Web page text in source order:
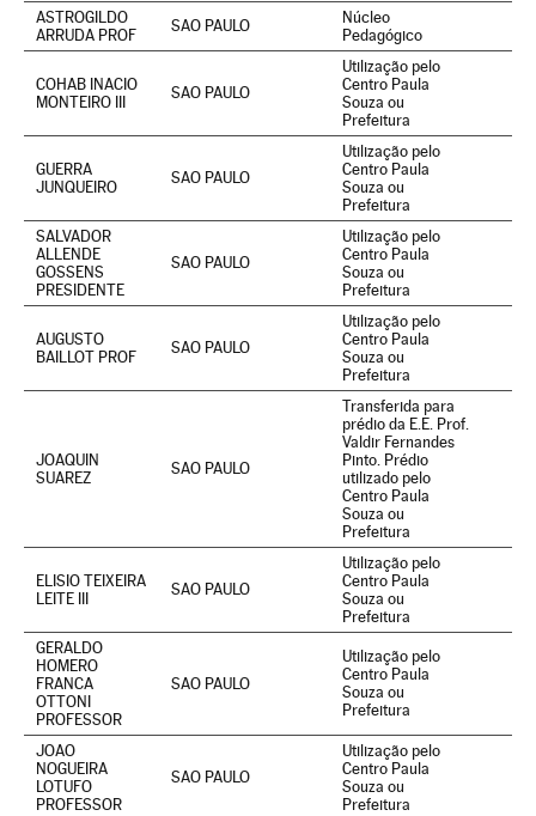
ASTROGILDO
ARRUDA PROF
SAO PAULO
Núcleo
Pedagógico
COHAB INACIO
MONTEIRO III
SAO PAULO
Utilização pelo
Centro Paula
Souza ou
Prefeitura
GUERRA
JUNQUEIRO
SAO PAULO
Utilização pelo
Centro Paula
Souza ou
Prefeitura
SALVADOR
ALLENDE
GOSSENS
PRESIDENTE
SAO PAULO
Utilização pelo
Centro Paula
Souza ou
Prefeitura
AUGUSTO
BAILLOT PROF
SAO PAULO
Utilização pelo
Centro Paula
Souza ou
Prefeitura
JOAQUIN
SUAREZ
SAO PAULO
Transferida para
prédio da E.E. Prof.
Valdir Fernandes
Pinto. Prédio
utilizado pelo
Centro Paula
Souza ou
Prefeitura
ELISIO TEIXEIRA
LEITE III
SAO PAULO
Utilização pelo
Centro Paula
Souza ou
Prefeitura
GERALDO
HOMERO
FRANCA
OTTONI
PROFESSOR
SAO PAULO
Utilização pelo
Centro Paula
Souza ou
Prefeitura
JOAO
NOGUEIRA
LOTUFO
PROFESSOR
SAO PAULO
Utilização pelo
Centro Paula
Souza ou
Prefeitura